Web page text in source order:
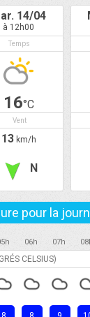
14/04
à 12h00
Temps
16°C
Vent
13km/h
N
pour la
06h 07h
CELSIUS)